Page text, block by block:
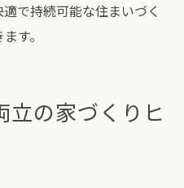
で持続可能な住まいづく
す。
立の家づくりヒ